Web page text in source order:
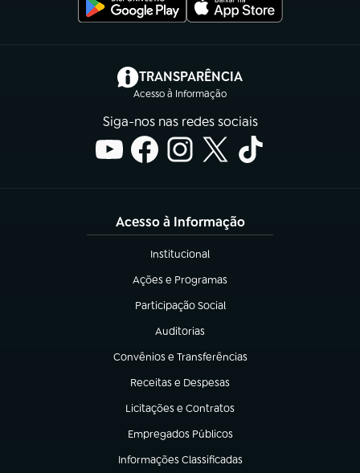
TRANSPARÊNCIA
Acesso à Informação
(abre em nova aba)
Siga-nos nas redes sociais
Acesso à Informação
Institucional
(abre em nova aba)
Ações e Programas
(abre em nova aba)
Participação Social
(abre em nova aba)
Auditorias
(abre em nova aba)
Convênios e Transferências
(abre em nova aba)
Receitas e Despesas
(abre em nova aba)
Licitações e Contratos
(abre em nova aba)
Empregados Públicos
(abre em nova aba)
Informações Classificadas
(abre em nova aba)